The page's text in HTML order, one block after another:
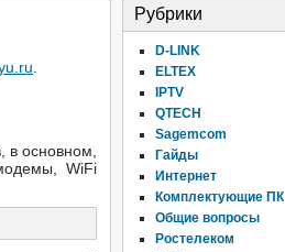
в основном,
WiFi
Рубрики
D-LINK
ELTEX
IPTV
QTECH
Sagemcom
Гайды
Интернет
Комплектующие ПК
Общие вопросы
Ростелеком